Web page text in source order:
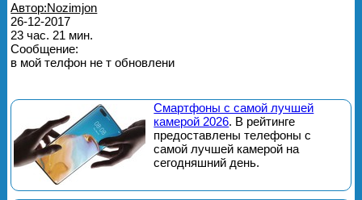
Автор:Nozimjon
26-12-2017
23 час. 21 мин.
Сообщение:
в мой телфон не т обновлени
Смартфоны с самой лучшей
камерой 2026. В рейтинге
предоставлены телефоны с
самой лучшей камерой на
сегодняшний день.